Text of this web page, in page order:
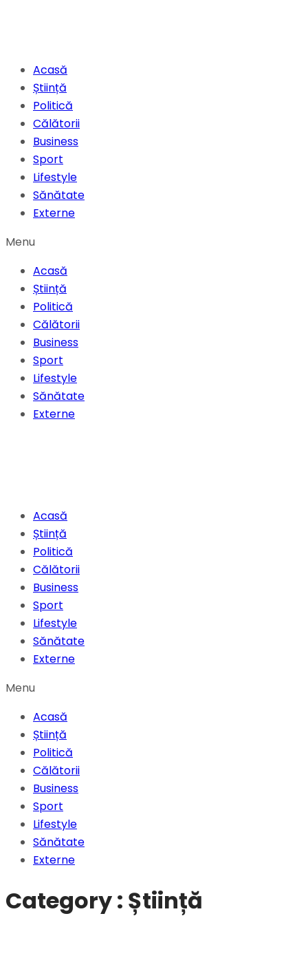
Acasă
Știință
Politică
Călătorii
Business
Sport
Lifestyle
Sănătate
Externe
Menu
Acasă
Știință
Politică
Călătorii
Business
Sport
Lifestyle
Sănătate
Externe
Acasă
Știință
Politică
Călătorii
Business
Sport
Lifestyle
Sănătate
Externe
Menu
Acasă
Știință
Politică
Călătorii
Business
Sport
Lifestyle
Sănătate
Externe
Category : Știință